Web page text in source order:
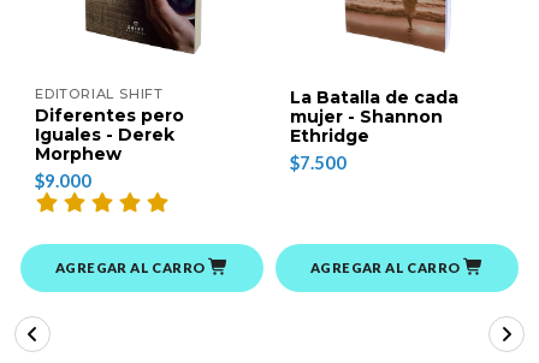
EDITORIAL SHIFT
Diferentes pero
Iguales - Derek
Morphew
$9.000
AGREGAR AL CARRO
La Batalla de cada
mujer - Shannon
Ethridge
$7.500
AGREGAR AL CARRO